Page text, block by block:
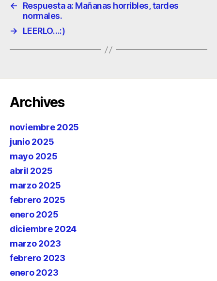
←
Respuesta a: Mañanas horribles, tardes
normales.
→
LEERLO…:)
Archives
noviembre 2025
junio 2025
mayo 2025
abril 2025
marzo 2025
febrero 2025
enero 2025
diciembre 2024
marzo 2023
febrero 2023
enero 2023